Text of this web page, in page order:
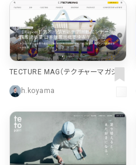
TECTURE MAG（テクチャーマガジ
h.koyama